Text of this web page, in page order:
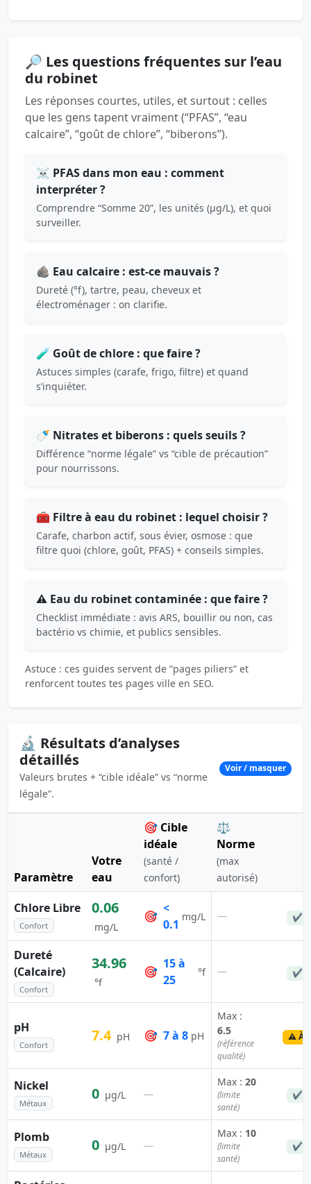
🔎 Les questions fréquentes sur l’eau
du robinet
Les réponses courtes, utiles, et surtout : celles
que les gens tapent vraiment (“PFAS”, “eau
calcaire”, “goût de chlore”, “biberons”).
☠️ PFAS dans mon eau : comment
interpréter ?
Comprendre “Somme 20”, les unités (µg/L), et quoi
surveiller.
🪨 Eau calcaire : est-ce mauvais ?
Dureté (°f), tartre, peau, cheveux et
électroménager : on clarifie.
🧪 Goût de chlore : que faire ?
Astuces simples (carafe, frigo, filtre) et quand
s’inquiéter.
🍼 Nitrates et biberons : quels seuils ?
Différence “norme légale” vs “cible de précaution”
pour nourrissons.
🧰 Filtre à eau du robinet : lequel choisir ?
Carafe, charbon actif, sous évier, osmose : que
filtre quoi (chlore, goût, PFAS) + conseils simples.
⚠️ Eau du robinet contaminée : que faire ?
Checklist immédiate : avis ARS, bouillir ou non, cas
bactério vs chimie, et publics sensibles.
Astuce : ces guides servent de “pages piliers” et
renforcent toutes tes pages ville en SEO.
🔬 Résultats d’analyses
détaillés
Valeurs brutes + “cible idéale” vs “norme
légale”.
Voir / masquer
Paramètre
Votre
eau
🎯 Cible
idéale
(santé /
confort)
⚖️
Norme
(max
autorisé)
Chlore Libre
Confort
0.06
mg/L
🎯
<
0.1
mg/L — ✔
Dureté
(Calcaire)
Confort
34.96
°f
🎯
15 à
25
°f — ✔
pH
Confort
7.4 pH 🎯 7 à 8 pH
Max :
6.5
(référence
qualité)
⚠️ À
Nickel
Métaux
0 µg/L —
Max : 20
(limite
santé)
✔
Plomb
Métaux
0 µg/L —
Max : 10
(limite
santé)
✔